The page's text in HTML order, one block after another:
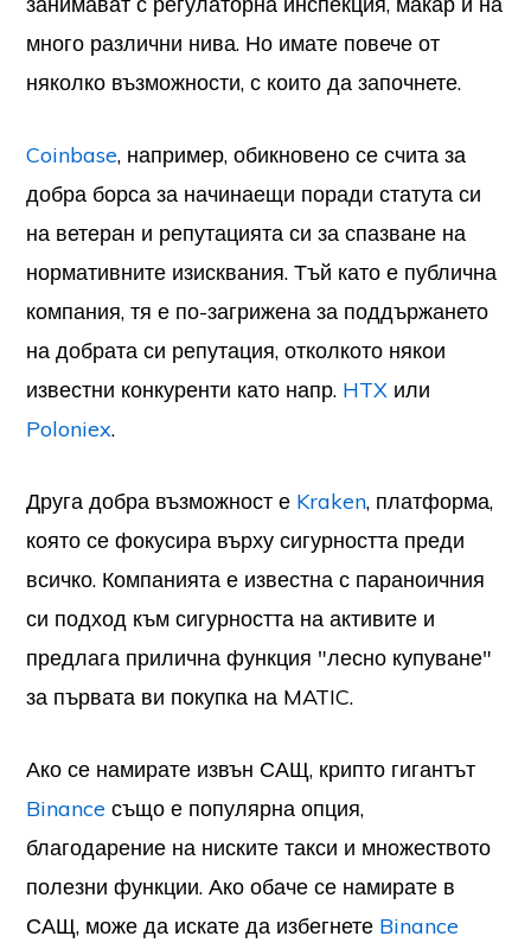
много различни нива. Но имате повече от
няколко възможности, с които да започнете.
Coinbase, например, обикновено се счита за
добра борса за начинаещи поради статута си
на ветеран и репутацията си за спазване на
нормативните изисквания. Тъй като е публична
компания, тя е по-загрижена за поддържането
на добрата си репутация, отколкото някои
известни конкуренти като напр. HTX или
Poloniex.
Друга добра възможност е Kraken, платформа,
която се фокусира върху сигурността преди
всичко. Компанията е известна с параноичния
си подход към сигурността на активите и
предлага прилична функция "лесно купуване"
за първата ви покупка на MATIC.
Ако се намирате извън САЩ, крипто гигантът
Binance също е популярна опция,
благодарение на ниските такси и множеството
полезни функции. Ако обаче се намирате в
САЩ, може да искате да избегнете Binance